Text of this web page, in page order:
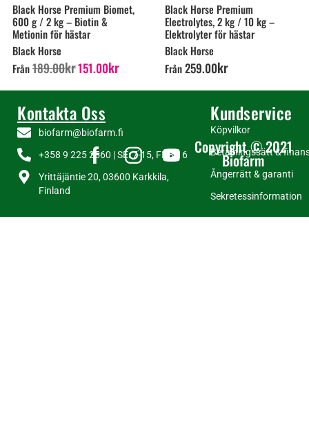
Black Horse Premium Biomet,
600 g / 2 kg – Biotin &
Metionin för hästar
Black Horse
Från189.00kr151.00kr
Black Horse Premium
Electrolytes, 2 kg / 10 kg –
Elektrolyter för hästar
Black Horse
Från259.00kr
Kontakta Oss
biofarm@biofarm.fi
+358 9 225 2560 | SE: 7-15, FI: 8-16
Yrittäjäntie 20, 03600 Karkkila,
Finland
Kundservice
Köpvilkor
Betalningssätt &
Ångerrätt & garanti
Sekretessinformation
Copyright © 2021
Biofarm